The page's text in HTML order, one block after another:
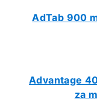
AdTab 900
Advantage
za